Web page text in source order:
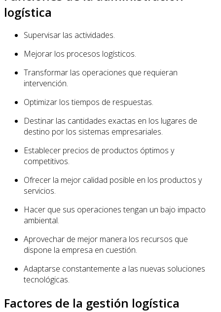
logística
Supervisar las actividades.
Mejorar los procesos logísticos.
Transformar las operaciones que requieran
intervención.
Optimizar los tiempos de respuestas.
Destinar las cantidades exactas en los lugares de
destino por los sistemas empresariales.
Establecer precios de productos óptimos y
competitivos.
Ofrecer la mejor calidad posible en los productos y
servicios.
Hacer que sus operaciones tengan un bajo impacto
ambiental.
Aprovechar de mejor manera los recursos que
dispone la empresa en cuestión.
Adaptarse constantemente a las nuevas soluciones
tecnológicas.
Factores de la gestión logística